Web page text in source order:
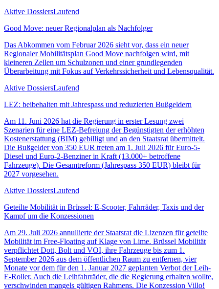
Aktive DossiersLaufend
Good Move: neuer Regionalplan als Nachfolger
Das Abkommen vom Februar 2026 sieht vor, dass ein neuer
Regionaler Mobilitätsplan Good Move nachfolgen wird, mit
kleineren Zellen um Schulzonen und einer grundlegenden
Überarbeitung mit Fokus auf Verkehrssicherheit und Lebensqualität.
Aktive DossiersLaufend
LEZ: beibehalten mit Jahrespass und reduzierten Bußgeldern
Am 11. Juni 2026 hat die Regierung in erster Lesung zwei
Szenarien für eine LEZ-Befreiung der Begünstigten der erhöhten
Kostenerstattung (BIM) gebilligt und an den Staatsrat übermittelt.
Die Bußgelder von 350 EUR treten am 1. Juli 2026 für Euro-5-
Diesel und Euro-2-Benziner in Kraft (13.000+ betroffene
Fahrzeuge). Die Gesamtreform (Jahrespass 350 EUR) bleibt für
2027 vorgesehen.
Aktive DossiersLaufend
Geteilte Mobilität in Brüssel: E-Scooter, Fahrräder, Taxis und der
Kampf um die Konzessionen
Am 29. Juli 2026 annullierte der Staatsrat die Lizenzen für geteilte
Mobilität im Free-Floating auf Klage von Lime. Brüssel Mobilität
verpflichtet Dott, Bolt und VOI, ihre Fahrzeuge bis zum 1.
September 2026 aus dem öffentlichen Raum zu entfernen, vier
Monate vor dem für den 1. Januar 2027 geplanten Verbot der Leih-
E-Roller. Auch die Leihfahrräder, die die Regierung erhalten wollte,
verschwinden mangels gültigen Rahmens. Die Konzession Villo!